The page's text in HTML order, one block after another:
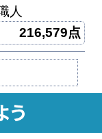
人
216,579点